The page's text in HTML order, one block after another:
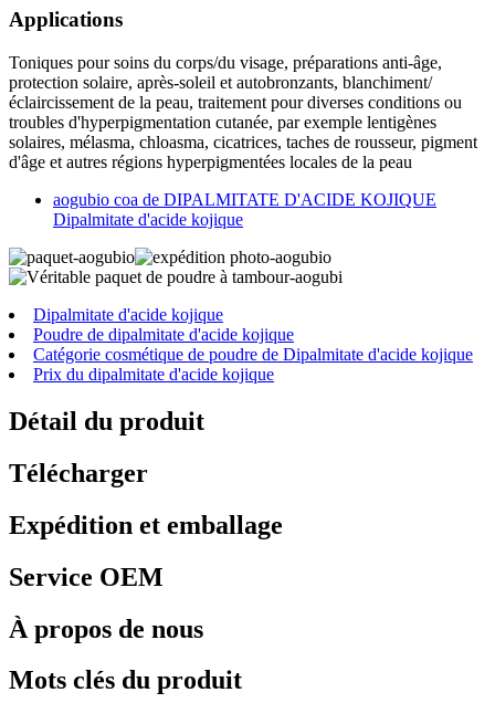
Applications
Toniques pour soins du corps/du visage, préparations anti-âge,
protection solaire, après-soleil et autobronzants, blanchiment/
éclaircissement de la peau, traitement pour diverses conditions ou
troubles d'hyperpigmentation cutanée, par exemple lentigènes
solaires, mélasma, chloasma, cicatrices, taches de rousseur, pigment
d'âge et autres régions hyperpigmentées locales de la peau
aogubio coa de DIPALMITATE D'ACIDE KOJIQUE
Dipalmitate d'acide kojique
Dipalmitate d'acide kojique
Poudre de dipalmitate d'acide kojique
Catégorie cosmétique de poudre de Dipalmitate d'acide kojique
Prix ​​​​du dipalmitate d'acide kojique
Détail du produit
Télécharger
Expédition et emballage
Service OEM
À propos de nous
Mots clés du produit